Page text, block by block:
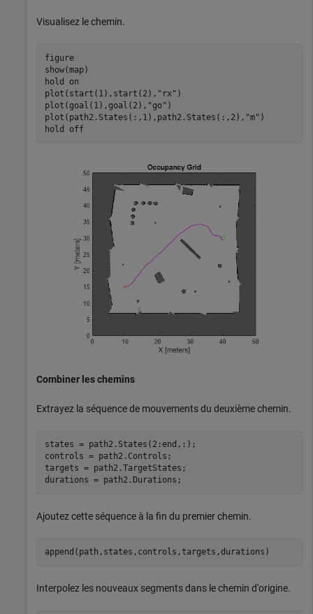
Visualisez le chemin.
figure
show(map)
hold
on
plot(start(1),start(2), "rx" )
plot(goal(1),goal(2), "go" )
plot(path2.States(:,1),path2.States(:,2), "m" )
hold
off
Combiner les chemins
Extrayez la séquence de mouvements du deuxième chemin.
states = path2.States(2:end,:);
controls = path2.Controls;
targets = path2.TargetStates;
durations = path2.Durations;
Ajoutez cette séquence à la fin du premier chemin.
append(path,states,controls,targets,durations)
Interpolez les nouveaux segments dans le chemin d'origine.